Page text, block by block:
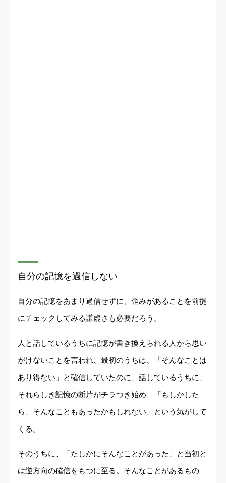
自分の記憶を過信しない
自分の記憶をあまり過信せずに、歪みがあることを前提
にチェックしてみる謙虚さも必要だろう。
人と話しているうちに記憶が書き換えられる人から思い
がけないことを言われ、最初のうちは、「そんなことは
あり得ない」と確信していたのに、話しているうちに、
それらしき記憶の断片がチラつき始め、「もしかした
ら、そんなこともあったかもしれない」という気がして
くる。
そのうちに、「たしかにそんなことがあった」と当初と
は逆方向の確信をもつに至る。そんなことがあるもの